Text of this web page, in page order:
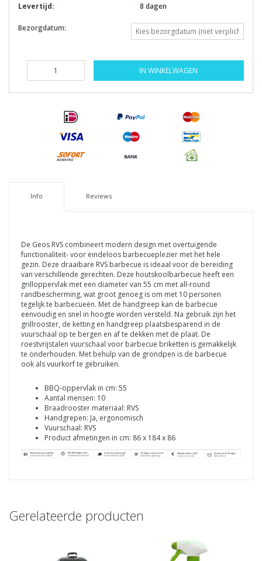
Levertijd:
8 dagen
Bezorgdatum:
IN WINKELWAGEN
Info Reviews
De Geos RVS combineert modern design met overtuigende
functionaliteit- voor eindeloos barbecueplezier met het hele
gezin. Deze draaibare RVS barbecue is ideaal voor de bereiding
van verschillende gerechten. Deze houtskoolbarbecue heeft een
grilloppervlak met een diameter van 55 cm met all-round
randbescherming, wat groot genoeg is om met 10 personen
tegelijk te barbecueën. Met de handgreep kan de barbecue
eenvoudig en snel in hoogte worden versteld. Na gebruik zijn het
grillrooster, de ketting en handgreep plaatsbesparend in de
vuurschaal op te bergen en af te dekken met de plaat. De
roestvrijstalen vuurschaal voor barbecue briketten is gemakkelijk
te onderhouden. Met behulp van de grondpen is de barbecue
ook als vuurkorf te gebruiken.
BBQ-oppervlak in cm: 55
Aantal mensen: 10
Braadrooster materiaal: RVS
Handgrepen: Ja, ergonomisch
Vuurschaal: RVS
Product afmetingen in cm: 86 x 184 x 86
Gerelateerde producten